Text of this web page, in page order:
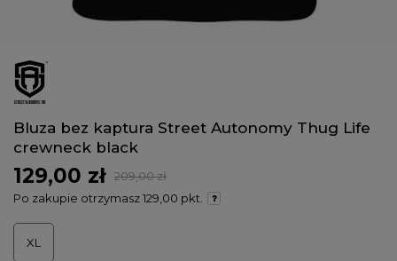
Bluza bez kaptura Street Autonomy Thug Life
crewneck black
129,00 zł
209,00 zł
Po zakupie otrzymasz129,00 pkt.
XL